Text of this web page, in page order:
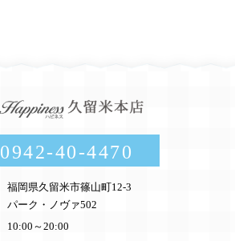
0942-40-4470
福岡県久留米市篠山町12-3
パーク・ノヴァ502
10:00～20:00